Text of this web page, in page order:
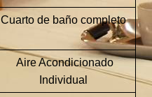
Cuarto de baño completo
Aire Acondicionado
Individual